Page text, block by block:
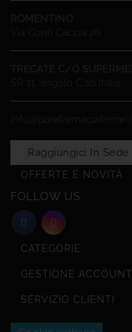
Raggiungici In Sede
OFFERTE E NOVITÀ
FOLLOW US
CATEGORIE
GESTIONE ACCOUNT
SERVIZIO CLIENTI